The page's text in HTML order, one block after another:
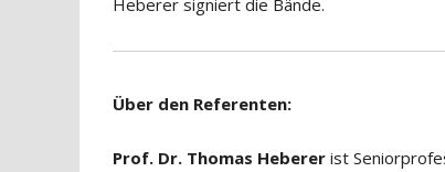
Heberer signiert die Bände.
Über den Referenten:
Prof. Dr. Thomas Heberer ist